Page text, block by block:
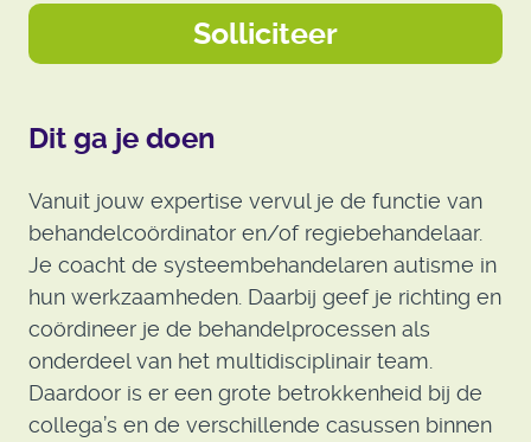
Solliciteer
Dit ga je doen
Vanuit jouw expertise vervul je de functie van
behandelcoördinator en/of regiebehandelaar.
Je coacht de systeembehandelaren autisme in
hun werkzaamheden. Daarbij geef je richting en
coördineer je de behandelprocessen als
onderdeel van het multidisciplinair team.
Daardoor is er een grote betrokkenheid bij de
collega’s en de verschillende casussen binnen